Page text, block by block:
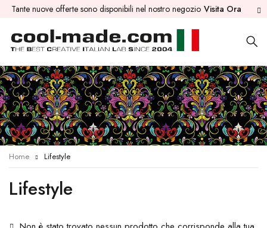
Tante nuove offerte sono disponibili nel nostro negozio Visita Ora
Lifestyle
Home Lifestyle